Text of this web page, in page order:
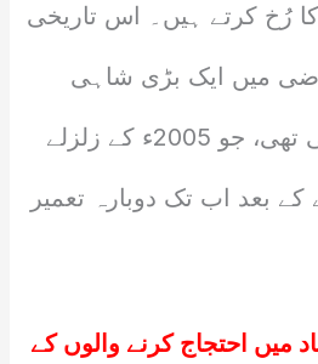
رُخ کرتے ہیں۔ اس تاریخی
میں ایک بڑی شاہی
سرائے بھی ہوا کرتی تھی، جو 2005ء کے زلزلے
بعد اب تک دوبارہ تعمیر
میں احتجاج کرنے والوں کے